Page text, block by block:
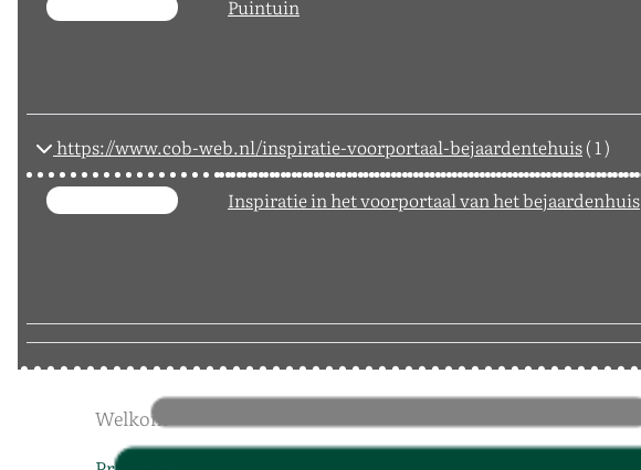
Welkom
Puintuin
https://www.cob-web.nl/inspiratie-voorportaal-bejaardentehuis( 1 )
Inspiratie in het voorportaal van het bejaardenhuis